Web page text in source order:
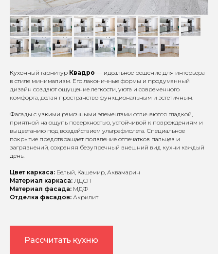
Кухонный гарнитур Квадро — идеальное решение для интерьера
в стиле минимализм. Его лаконичные формы и продуманный
дизайн создают ощущение легкости, уюта и современного
комфорта, делая пространство функциональным и эстетичным.
Фасады с узкими рамочными элементами отличаются гладкой,
приятной на ощупь поверхностью, устойчивой к повреждениям и
выцветанию под воздействием ультрафиолета. Специальное
покрытие предотвращает появление отпечатков пальцев и
загрязнений, сохраняя безупречный внешний вид кухни каждый
день.
Цвет каркаса: Белый, Кашемир, Аквамарин
Материал каркаса: ЛДСП
Материал фасада: МДФ
Отделка фасадов: Акрилит
Рассчитать кухню